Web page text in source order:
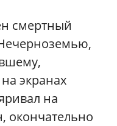
смертный
экранах
на
окончательно